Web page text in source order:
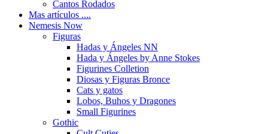
Cantos Rodados
Mas artículos ....
Nemesis Now
Figuras
Hadas y Ángeles NN
Hada y Ángeles by Anne Stokes
Figurines Colletion
Diosas y Figuras Bronce
Cats y gatos
Lobos, Buhos y Dragones
Small Figurines
Gothic